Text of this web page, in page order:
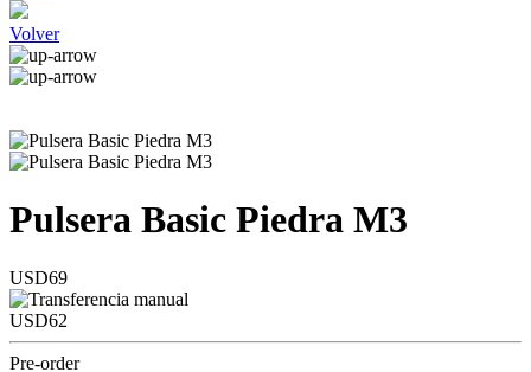
Volver
Pulsera Basic Piedra M3
USD69
USD62
Pre-order